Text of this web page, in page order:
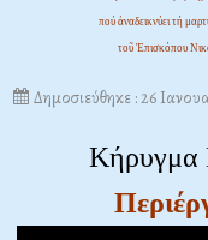
πού ἀναδεικνύει τή
τοῦ Ἐπισκόπου
Δημοσιεύθηκε : 26
Κήρυγμα